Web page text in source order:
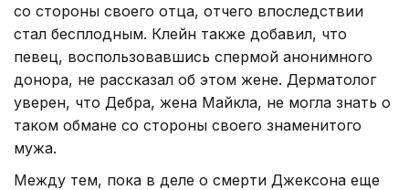
со стороны своего отца, отчего впоследствии
стал бесплодным. Клейн также добавил, что
певец, воспользовавшись спермой анонимного
донора, не рассказал об этом жене. Дерматолог
уверен, что Дебра, жена Майкла, не могла знать о
таком обмане со стороны своего знаменитого
мужа.
Между тем, пока в деле о смерти Джексона еще